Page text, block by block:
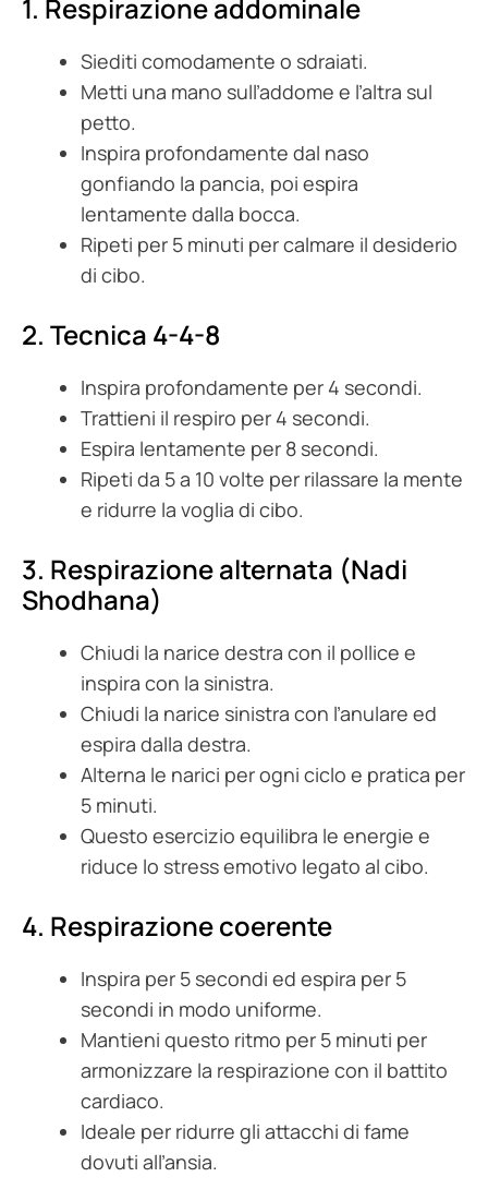
1. Respirazione addominale
Siediti comodamente o sdraiati.
Metti una mano sull’addome e l’altra sul
petto.
Inspira profondamente dal naso
gonfiando la pancia, poi espira
lentamente dalla bocca.
Ripeti per 5 minuti per calmare il desiderio
di cibo.
2. Tecnica 4-4-8
Inspira profondamente per 4 secondi.
Trattieni il respiro per 4 secondi.
Espira lentamente per 8 secondi.
Ripeti da 5 a 10 volte per rilassare la mente
e ridurre la voglia di cibo.
3. Respirazione alternata (Nadi
Shodhana)
Chiudi la narice destra con il pollice e
inspira con la sinistra.
Chiudi la narice sinistra con l’anulare ed
espira dalla destra.
Alterna le narici per ogni ciclo e pratica per
5 minuti.
Questo esercizio equilibra le energie e
riduce lo stress emotivo legato al cibo.
4. Respirazione coerente
Inspira per 5 secondi ed espira per 5
secondi in modo uniforme.
Mantieni questo ritmo per 5 minuti per
armonizzare la respirazione con il battito
cardiaco.
Ideale per ridurre gli attacchi di fame
dovuti all’ansia.